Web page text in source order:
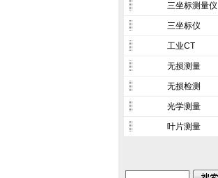
三坐标测量仪
三坐标仪
工业CT
无损测量
无损检测
光学测量
叶片测量